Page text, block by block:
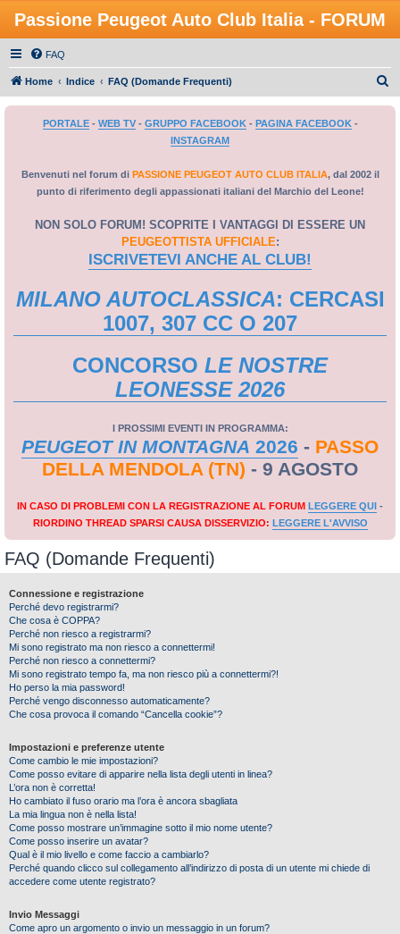
Passione Peugeot Auto Club Italia - FORUM
FAQ
Home Indice FAQ (Domande Frequenti)
PORTALE- WEB TV- GRUPPO FACEBOOK- PAGINA FACEBOOK-
INSTAGRAM
Benvenuti nel forum di PASSIONE PEUGEOT AUTO CLUB ITALIA, dal 2002 il
punto di riferimento degli appassionati italiani del Marchio del Leone!
NON SOLO FORUM! SCOPRITE I VANTAGGI DI ESSERE UN
PEUGEOTTISTA UFFICIALE:
ISCRIVETEVI ANCHE AL CLUB!
MILANO AUTOCLASSICA: CERCASI
1007, 307 CC O 207
CONCORSO LE NOSTRE
LEONESSE 2026
I PROSSIMI EVENTI IN PROGRAMMA:
PEUGEOT IN MONTAGNA 2026 - PASSO
DELLA MENDOLA (TN) - 9 AGOSTO
IN CASO DI PROBLEMI CON LA REGISTRAZIONE AL FORUM LEGGERE QUI -
RIORDINO THREAD SPARSI CAUSA DISSERVIZIO: LEGGERE L'AVVISO
FAQ (Domande Frequenti)
Connessione e registrazione
Perché devo registrarmi?
Che cosa è COPPA?
Perché non riesco a registrarmi?
Mi sono registrato ma non riesco a connettermi!
Perché non riesco a connettermi?
Mi sono registrato tempo fa, ma non riesco più a connettermi?!
Ho perso la mia password!
Perché vengo disconnesso automaticamente?
Che cosa provoca il comando “Cancella cookie”?
Impostazioni e preferenze utente
Come cambio le mie impostazioni?
Come posso evitare di apparire nella lista degli utenti in linea?
L’ora non è corretta!
Ho cambiato il fuso orario ma l’ora è ancora sbagliata
La mia lingua non è nella lista!
Come posso mostrare un’immagine sotto il mio nome utente?
Come posso inserire un avatar?
Qual è il mio livello e come faccio a cambiarlo?
Perché quando clicco sul collegamento all’indirizzo di posta di un utente mi chiede di
accedere come utente registrato?
Invio Messaggi
Come apro un argomento o invio un messaggio in un forum?